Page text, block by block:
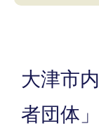
大津市
者団体